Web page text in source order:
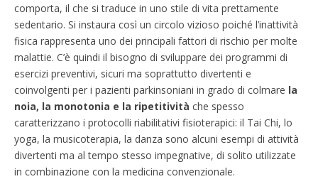
comporta, il che si traduce in uno stile di vita prettamente
sedentario. Si instaura così un circolo vizioso poiché l’inattività
fisica rappresenta uno dei principali fattori di rischio per molte
malattie. C’è quindi il bisogno di sviluppare dei programmi di
esercizi preventivi, sicuri ma soprattutto divertenti e
coinvolgenti per i pazienti parkinsoniani in grado di colmare la
noia, la monotonia e la ripetitività che spesso
caratterizzano i protocolli riabilitativi fisioterapici: il Tai Chi, lo
yoga, la musicoterapia, la danza sono alcuni esempi di attività
divertenti ma al tempo stesso impegnative, di solito utilizzate
in combinazione con la medicina convenzionale.